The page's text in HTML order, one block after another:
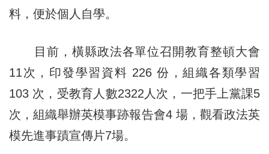
料，便於個人自學。
目前，橫縣政法各單位召開教育整頓大會
11次，印發學習資料 226 份，組織各類學習
103 次，受教育人數2322人次，一把手上黨課5
次，組織舉辦英模事跡報告會4 場，觀看政法英
模先進事蹟宣傳片7場。